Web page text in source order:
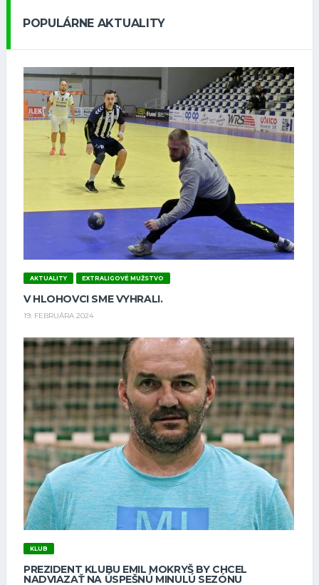
POPULÁRNE AKTUALITY
AKTUALITY EXTRALIGOVÉ MUŽSTVO
V HLOHOVCI SME VYHRALI.
19. FEBRUÁRA 2024
KLUB
PREZIDENT KLUBU EMIL MOKRYŠ BY CHCEL
NADVIAZAŤ NA ÚSPEŠNÚ MINULÚ SEZÓNU